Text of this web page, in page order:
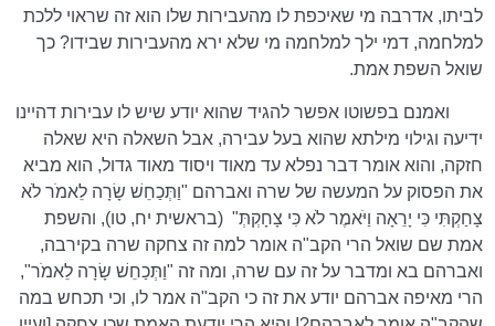
לביתו, אדרבה מי שאיכפת לו מהעבירות שלו הוא זה שראוי ללכת
למלחמה, דמי ילך למלחמה מי שלא ירא מהעבירות שבידו? כך
שואל השפת אמת.
ואמנם בפשוטו אפשר להגיד שהוא יודע שיש לו עבירות דהיינו
ידיעה וגילוי מילתא שהוא בעל עבירה, אבל השאלה היא שאלה
חזקה, והוא אומר דבר נפלא עד מאוד ויסוד מאוד גדול, הוא מביא
את הפסוק על המעשה של שרה ואברהם "וַתְּכַחֵשׁ שָׂרָה לֵאמֹר לֹא
צָחַקְתִּי כִּי יָרֵאָה וַיֹּאמֶר לֹא כִּי צָחָקְתְּ" (בראשית יח, טו), והשפת
אמת שם שואל הרי הקב"ה אומר למה זה צחקה שרה בקירבה,
ואברהם בא ומדבר על זה עם שרה, ומה זה "וַתְּכַחֵשׁ שָׂרָה לֵאמֹר",
הרי מאיפה אברהם יודע את זה כי הקב"ה אמר לו, וכי תכחש במה